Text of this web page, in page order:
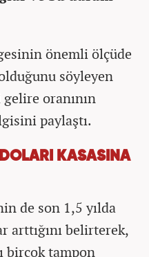
önemli ölçüde
söyleyen
oranının
paylaştı.
KASASINA
de son 1,5 yılda
arttığını belirterek,
birçok tampon